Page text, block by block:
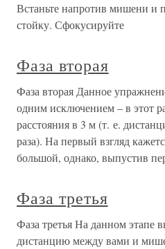
Встаньте напротив мишени и
стойку. Сфокусируйте
Фаза вторая
Фаза вторая Данное
одним исключением – в этот
расстояния в 3 м (т. е.
раза). На первый взгляд
большой, однако, выпустив
Фаза третья
Фаза третья На данном этапе
дистанцию между вами и